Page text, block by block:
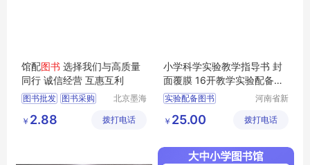
馆配图书 选择我们与高质量
同行 诚信经营 互惠互利
图书批发 图书采购
图书价格
北京墨海
有限公司
￥ 2.88 拨打电话
小学科学实验教学指导书 封
面覆膜 16开教学实验配备图
书教学图书
实验配备图书
科学图书 教学图书
河南省新
区工业园
￥ 25.00 拨打电话